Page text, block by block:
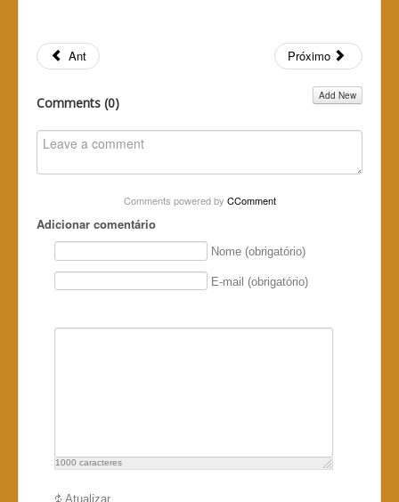
Ant Próximo
Comments (0) Add New
Comments powered by CComment
Adicionar comentário
Nome (obrigatório)
E-mail (obrigatório)
1000 caracteres
Atualizar